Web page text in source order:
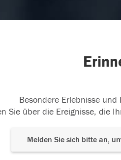
Besondere Erlebnisse
Sie über die Ereignisse, die
Melden Sie sich bitte an,